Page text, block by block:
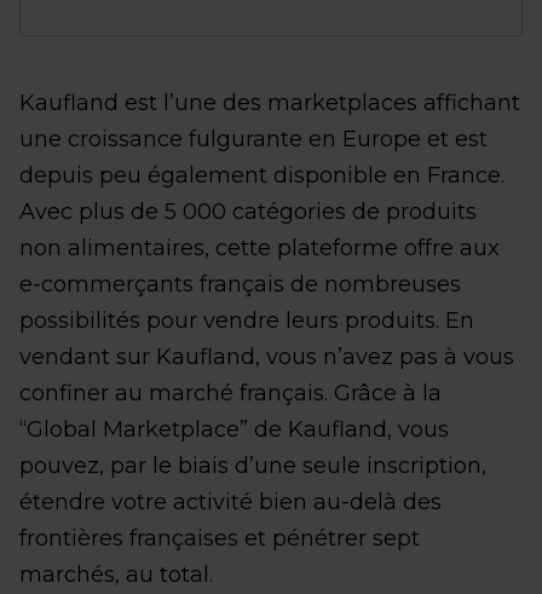
Kaufland est l’une des marketplaces affichant
une croissance fulgurante en Europe et est
depuis peu également disponible en France.
Avec plus de 5 000 catégories de produits
non alimentaires, cette plateforme offre aux
e-commerçants français de nombreuses
possibilités pour vendre leurs produits. En
vendant sur Kaufland, vous n’avez pas à vous
confiner au marché français. Grâce à la
“Global Marketplace” de Kaufland, vous
pouvez, par le biais d’une seule inscription,
étendre votre activité bien au-delà des
frontières françaises et pénétrer sept
marchés, au total.